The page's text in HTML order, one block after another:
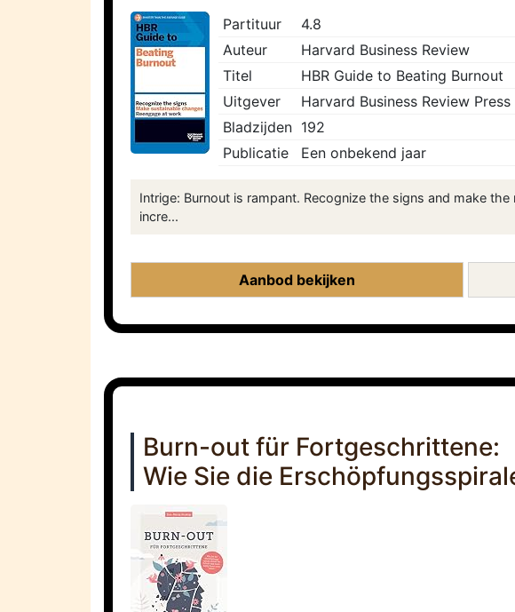
Partituur
4.8
Auteur
Harvard Business Review
Titel
HBR Guide to Beating Burnout
Uitgever
Harvard Business Review Press
Bladzijden 192
Publicatie
Een onbekend jaar
Intrige: Burnout is rampant. Recognize the signs and make
incre...
Aanbod bekijken
Burn-out für Fortgeschrittene:
Wie Sie die